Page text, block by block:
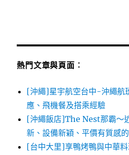
熱門文章與頁面︰
[沖繩]星宇航空台中-沖繩航
應、飛機餐及搭乘經驗
[沖繩飯店]The Nest那霸～
新、設備新穎、平價有質感
[台中大里]享鴨烤鴨與中華